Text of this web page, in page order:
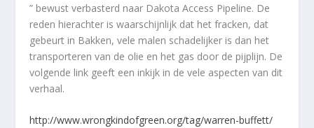
” bewust verbasterd naar Dakota Access Pipeline. De
reden hierachter is waarschijnlijk dat het fracken, dat
gebeurt in Bakken, vele malen schadelijker is dan het
transporteren van de olie en het gas door de pijplijn. De
volgende link geeft een inkijk in de vele aspecten van dit
verhaal.
http://www.wrongkindofgreen.org/tag/warren-buffett/